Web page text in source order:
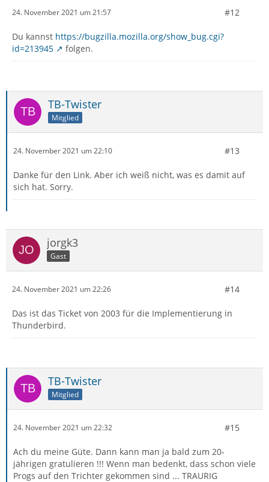
24. November 2021 um 21:57 #12
Du kannst https://bugzilla.mozilla.org/show_bug.cgi?
id=213945
folgen.
TB-Twister
Mitglied
24. November 2021 um 22:10 #13
Danke für den Link. Aber ich weiß nicht, was es damit auf
sich hat. Sorry.
jorgk3
Gast
24. November 2021 um 22:26 #14
Das ist das Ticket von 2003 für die Implementierung in
Thunderbird.
TB-Twister
Mitglied
24. November 2021 um 22:32 #15
Ach du meine Güte. Dann kann man ja bald zum 20-
jährigen gratulieren !!! Wenn man bedenkt, dass schon viele
Progs auf den Trichter gekommen sind ... TRAURIG